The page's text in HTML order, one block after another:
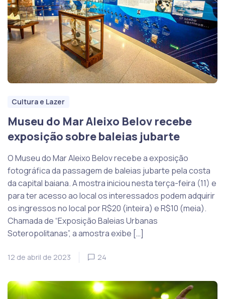
Cultura e Lazer
Museu do Mar Aleixo Belov recebe
exposição sobre baleias jubarte
O Museu do Mar Aleixo Belov recebe a exposição
fotográfica da passagem de baleias jubarte pela costa
da capital baiana. A mostra iniciou nesta terça-feira (11) e
para ter acesso ao local os interessados podem adquirir
os ingressos no local por R$20 (inteira) e R$10 (meia).
Chamada de “Exposição Baleias Urbanas
Soteropolitanas”, a amostra exibe […]
12 de abril de 2023 24